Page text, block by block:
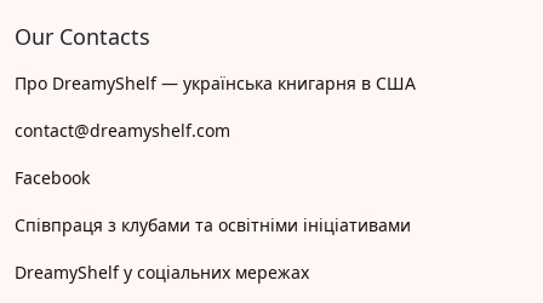
Our Contacts
Про DreamyShelf — українська книгарня в США
contact@dreamyshelf.com
Facebook
Співпраця з клубами та освітніми ініціативами
DreamyShelf у соціальних мережах